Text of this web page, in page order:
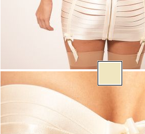
Размер дреха:
БЪРЗА ПОРЪЧКА БЕЗ